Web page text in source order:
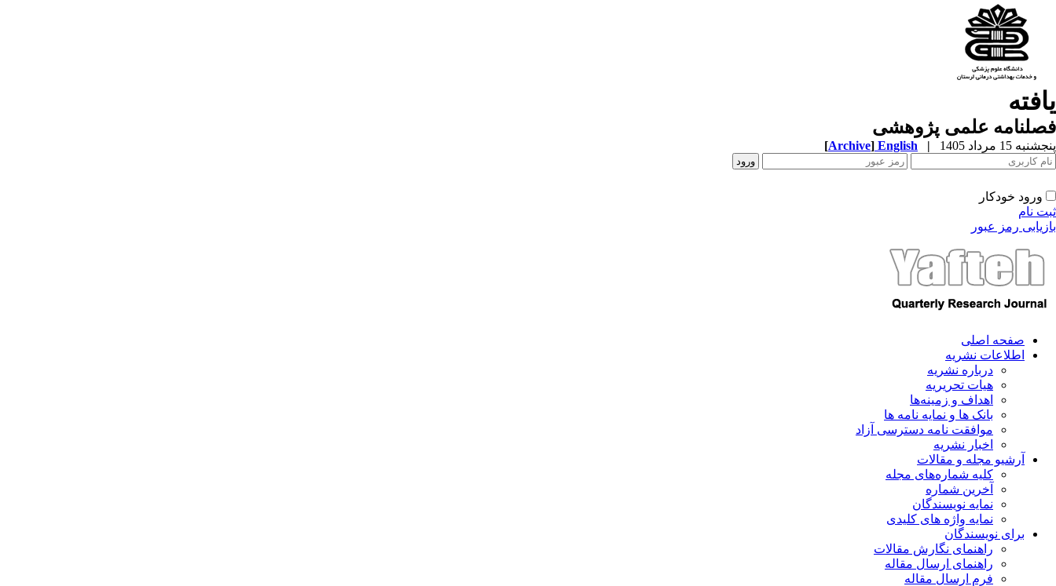
یافته
فصلنامه علمی پژوهشی
پنجشنبه 15 مرداد 1405 |
English
[Archive]
ورود خودکار
ثبت نام
بازیابی رمز عبور
صفحه اصلی
اطلاعات نشریه
درباره نشریه
هیات تحریریه
اهداف و زمینه‌ها
بانک ها و نمایه نامه ها
موافقت نامه دسترسی آزاد
اخبار نشریه
آرشیو مجله و مقالات
کلیه شماره‌های مجله
آخرین شماره
نمایه نویسندگان
نمایه واژه های کلیدی
برای نویسندگان
راهنمای نگارش مقالات
راهنمای ارسال مقاله
فرم ارسال مقاله